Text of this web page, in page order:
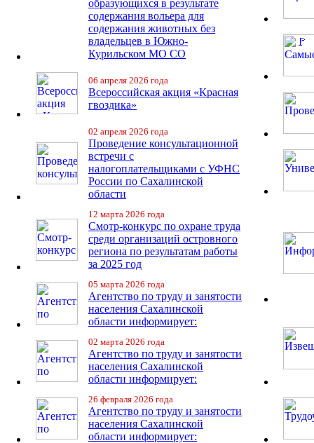
образующихся в результате
содержания вольера для
содержания животных без
владельцев в Южно-
Курильском МО СО
06 апреля 2026 года
Всероссийская акция «Красная
гвоздика»
02 апреля 2026 года
Проведение консультационной
встречи с
налогоплательщиками с УФНС
России по Сахалинской
области
12 марта 2026 года
Смотр-конкурс по охране труда
среди организаций островного
региона по результатам работы
за 2025 год
05 марта 2026 года
Агентство по труду и занятости
населения Сахалинской
области информирует:
02 марта 2026 года
Агентство по труду и занятости
населения Сахалинской
области информирует:
26 февраля 2026 года
Агентство по труду и занятости
населения Сахалинской
области информирует: